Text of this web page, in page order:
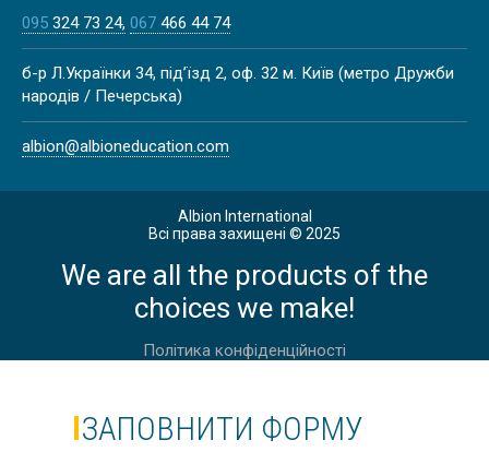
КУРСИ НІМЕЦЬКОЇ МОВИ В
АВСТРІЇ, ВІДЕНЬ |
DEUTSCHAKADEMIE
АНГЛІЙСЬКА ДЛЯ ДОРОСЛИХ 30 +
В АНГЛІЇ, ЛОНДОН
АНГЛІЙСЬКА ДЛЯ ДОРОСЛИХ 50+
В АНГЛІЇ, ІСТБОРН
095 324 73 24 067 466 44 74
б-р Л.Українки 34, під’їзд 2, оф. 32 м. Київ (метро Дружби
народів / Печерська)
albion@albioneducation.com
Albion International
Всі права захищені © 2025
We are all the products of the
choices we make!
Політика конфіденційності
ЗАПОВНИТИ ФОРМУ